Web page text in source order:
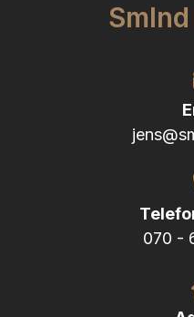
070 -